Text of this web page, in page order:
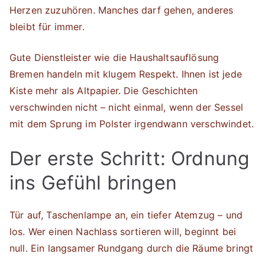
Herzen zuzuhören. Manches darf gehen, anderes
bleibt für immer.
Gute Dienstleister wie die Haushaltsauflösung
Bremen handeln mit klugem Respekt. Ihnen ist jede
Kiste mehr als Altpapier. Die Geschichten
verschwinden nicht – nicht einmal, wenn der Sessel
mit dem Sprung im Polster irgendwann verschwindet.
Der erste Schritt: Ordnung
ins Gefühl bringen
Tür auf, Taschenlampe an, ein tiefer Atemzug – und
los. Wer einen Nachlass sortieren will, beginnt bei
null. Ein langsamer Rundgang durch die Räume bringt